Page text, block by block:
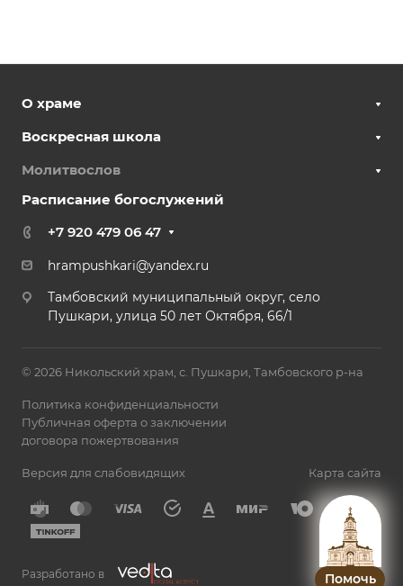
Помочь
О храме
Воскресная школа
Молитвослов
Расписание богослужений
+7 920 479 06 47
hrampushkari@yandex.ru
Тамбовский муниципальный округ, село
Пушкари, улица 50 лет Октября, 66/1
© 2026 Никольский храм, с. Пушкари, Тамбовского р-на
Политика конфиденциальности
Публичная оферта о заключении
договора пожертвования
Версия для слабовидящих Карта сайта
Разработано в